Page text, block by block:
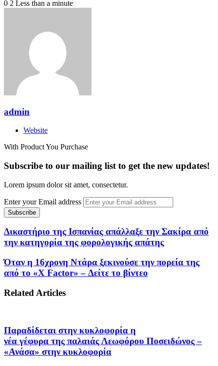
0 2 Less than a minute
admin
Website
With Product You Purchase
Subscribe to our mailing list to get the new updates!
Lorem ipsum dolor sit amet, consectetur.
Enter your Email address
Δικαστήριο της Ισπανίας απάλλαξε την Σακίρα από
την κατηγορία της φορολογικής απάτης
Όταν η 16χρονη Ντάρα ξεκινούσε την πορεία της
από το «X Factor» – Δείτε το βίντεο
Related Articles
Παραδίδεται στην κυκλοφορία η
νέα γέφυρα της παλαιάς Λεωφόρου Ποσειδώνος –
«Ανάσα» στην κυκλοφορία